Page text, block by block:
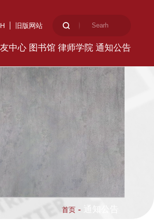
旧版网站
中心 图书馆 律师学院 通知公告
首页 -